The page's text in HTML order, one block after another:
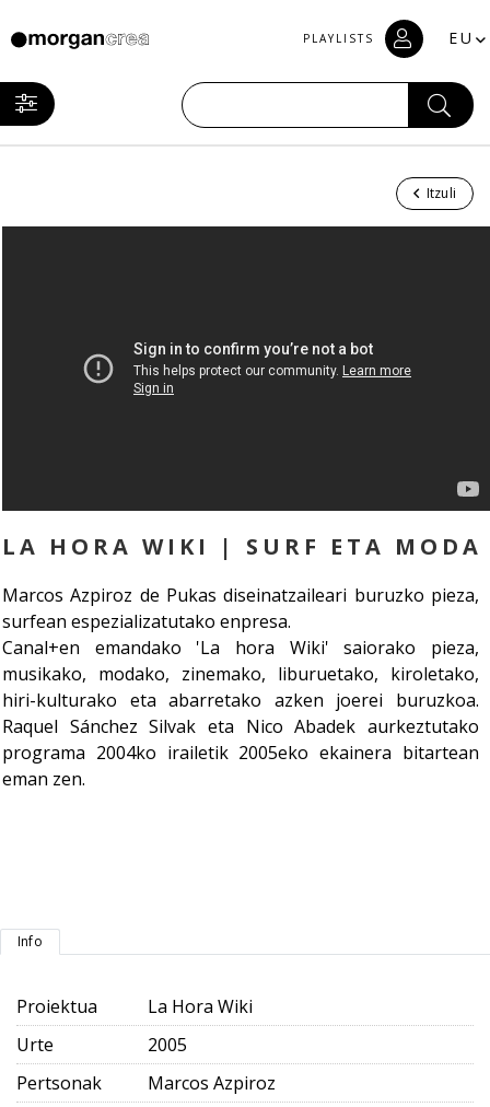
PLAYLISTS EU
Itzuli
LA HORA WIKI | SURF ETA MODA
Marcos Azpiroz de Pukas diseinatzaileari buruzko pieza,
surfean espezializatutako enpresa.
Canal+en emandako 'La hora Wiki' saiorako pieza,
musikako, modako, zinemako, liburuetako, kiroletako,
hiri-kulturako eta abarretako azken joerei buruzkoa.
Raquel Sánchez Silvak eta Nico Abadek aurkeztutako
programa 2004ko irailetik 2005eko ekainera bitartean
eman zen.
Info
Proiektua
La Hora Wiki
Urte
2005
Pertsonak
Marcos Azpiroz